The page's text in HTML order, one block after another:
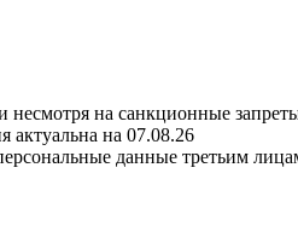
несмотря на санкционные
актуальна на 07.08.26
данные третьим